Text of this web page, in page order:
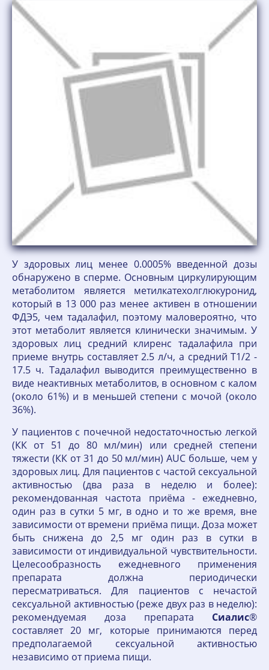
У здоровых лиц менее 0.0005% введенной дозы
обнаружено в сперме. Основным циркулирующим
метаболитом является метилкатехолглюкуронид,
который в 13 000 раз менее активен в отношении
ФДЭ5, чем тадалафил, поэтому маловероятно, что
этот метаболит является клинически значимым. У
здоровых лиц средний клиренс тадалафила при
приеме внутрь составляет 2.5 л/ч, а средний T1/2 -
17.5 ч. Тадалафил выводится преимущественно в
виде неактивных метаболитов, в основном с калом
(около 61%) и в меньшей степени с мочой (около
36%).
У пациентов с почечной недостаточностью легкой
(КК от 51 до 80 мл/мин) или средней степени
тяжести (КК от 31 до 50 мл/мин) AUC больше, чем у
здоровых лиц. Для пациентов с частой сексуальной
активностью (два раза в неделю и более):
рекомендованная частота приёма - ежедневно,
один раз в сутки 5 мг, в одно и то же время, вне
зависимости от времени приёма пищи. Доза может
быть снижена до 2,5 мг один раз в сутки в
зависимости от индивидуальной чувствительности.
Целесообразность ежедневного применения
препарата должна периодически
пересматриваться. Для пациентов с нечастой
сексуальной активностью (реже двух раз в неделю):
рекомендуемая доза препарата Сиалис®
составляет 20 мг, которые принимаются перед
предполагаемой сексуальной активностью
независимо от приема пищи.